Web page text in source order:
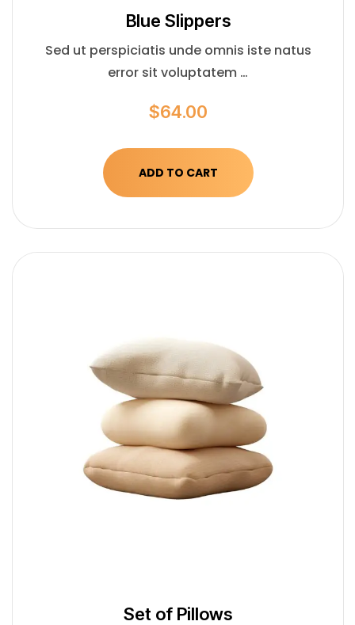
Blue Slippers
Sed ut perspiciatis unde omnis iste natus
error sit voluptatem …
$64.00
ADD TO CART
Set of Pillows